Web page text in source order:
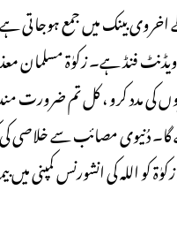
بینک میں جمع
فنڈ ہے۔ زکوٰۃ
کی مدد کرو ، کل تم ضرورت
گا۔ دُنیوی مصائب سے
کو اللہ کی انشورنس کمپنی